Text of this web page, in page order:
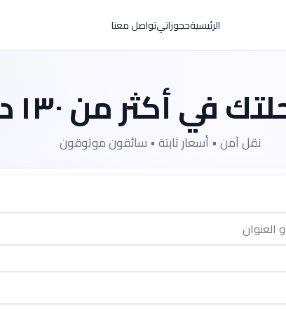
الرئيسيةحجوزاتيتواصل معنا
في أكثر من ١٣٠ دولة
نقل آمن • أسعار ثابتة • سائقون موثوقون